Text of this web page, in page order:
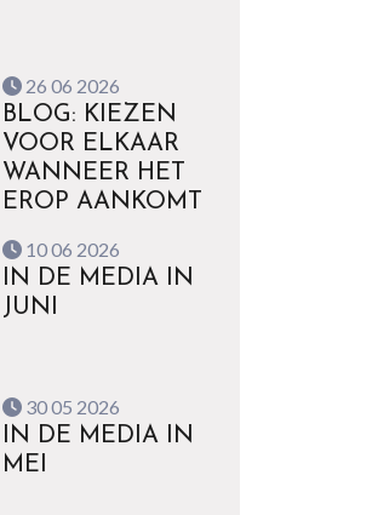
26 06 2026
BLOG: KIEZEN
VOOR ELKAAR
WANNEER HET
EROP AANKOMT
10 06 2026
IN DE MEDIA IN
JUNI
30 05 2026
IN DE MEDIA IN
MEI